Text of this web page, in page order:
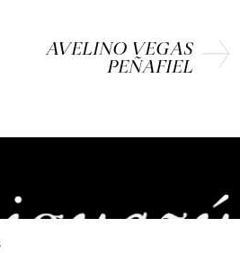
AVELINO VEGAS
PEÑAFIEL